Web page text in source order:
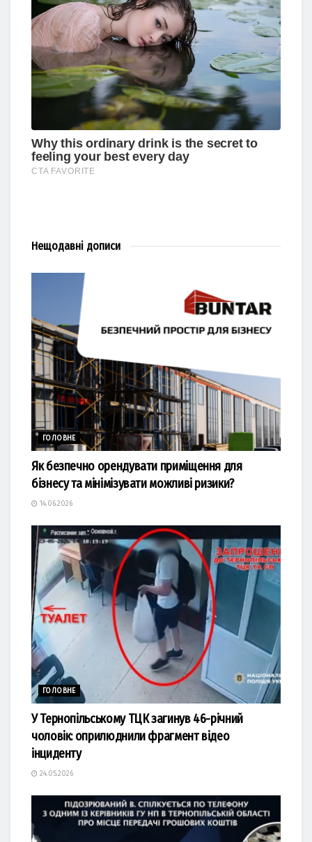
Нещодавні дописи
ГОЛОВНЕ
Як безпечно орендувати приміщення для
бізнесу та мінімізувати можливі ризики?
14.06.2026
ГОЛОВНЕ
У Тернопільському ТЦК загинув 46-річний
чоловік: оприлюднили фрагмент відео
інциденту
24.05.2026